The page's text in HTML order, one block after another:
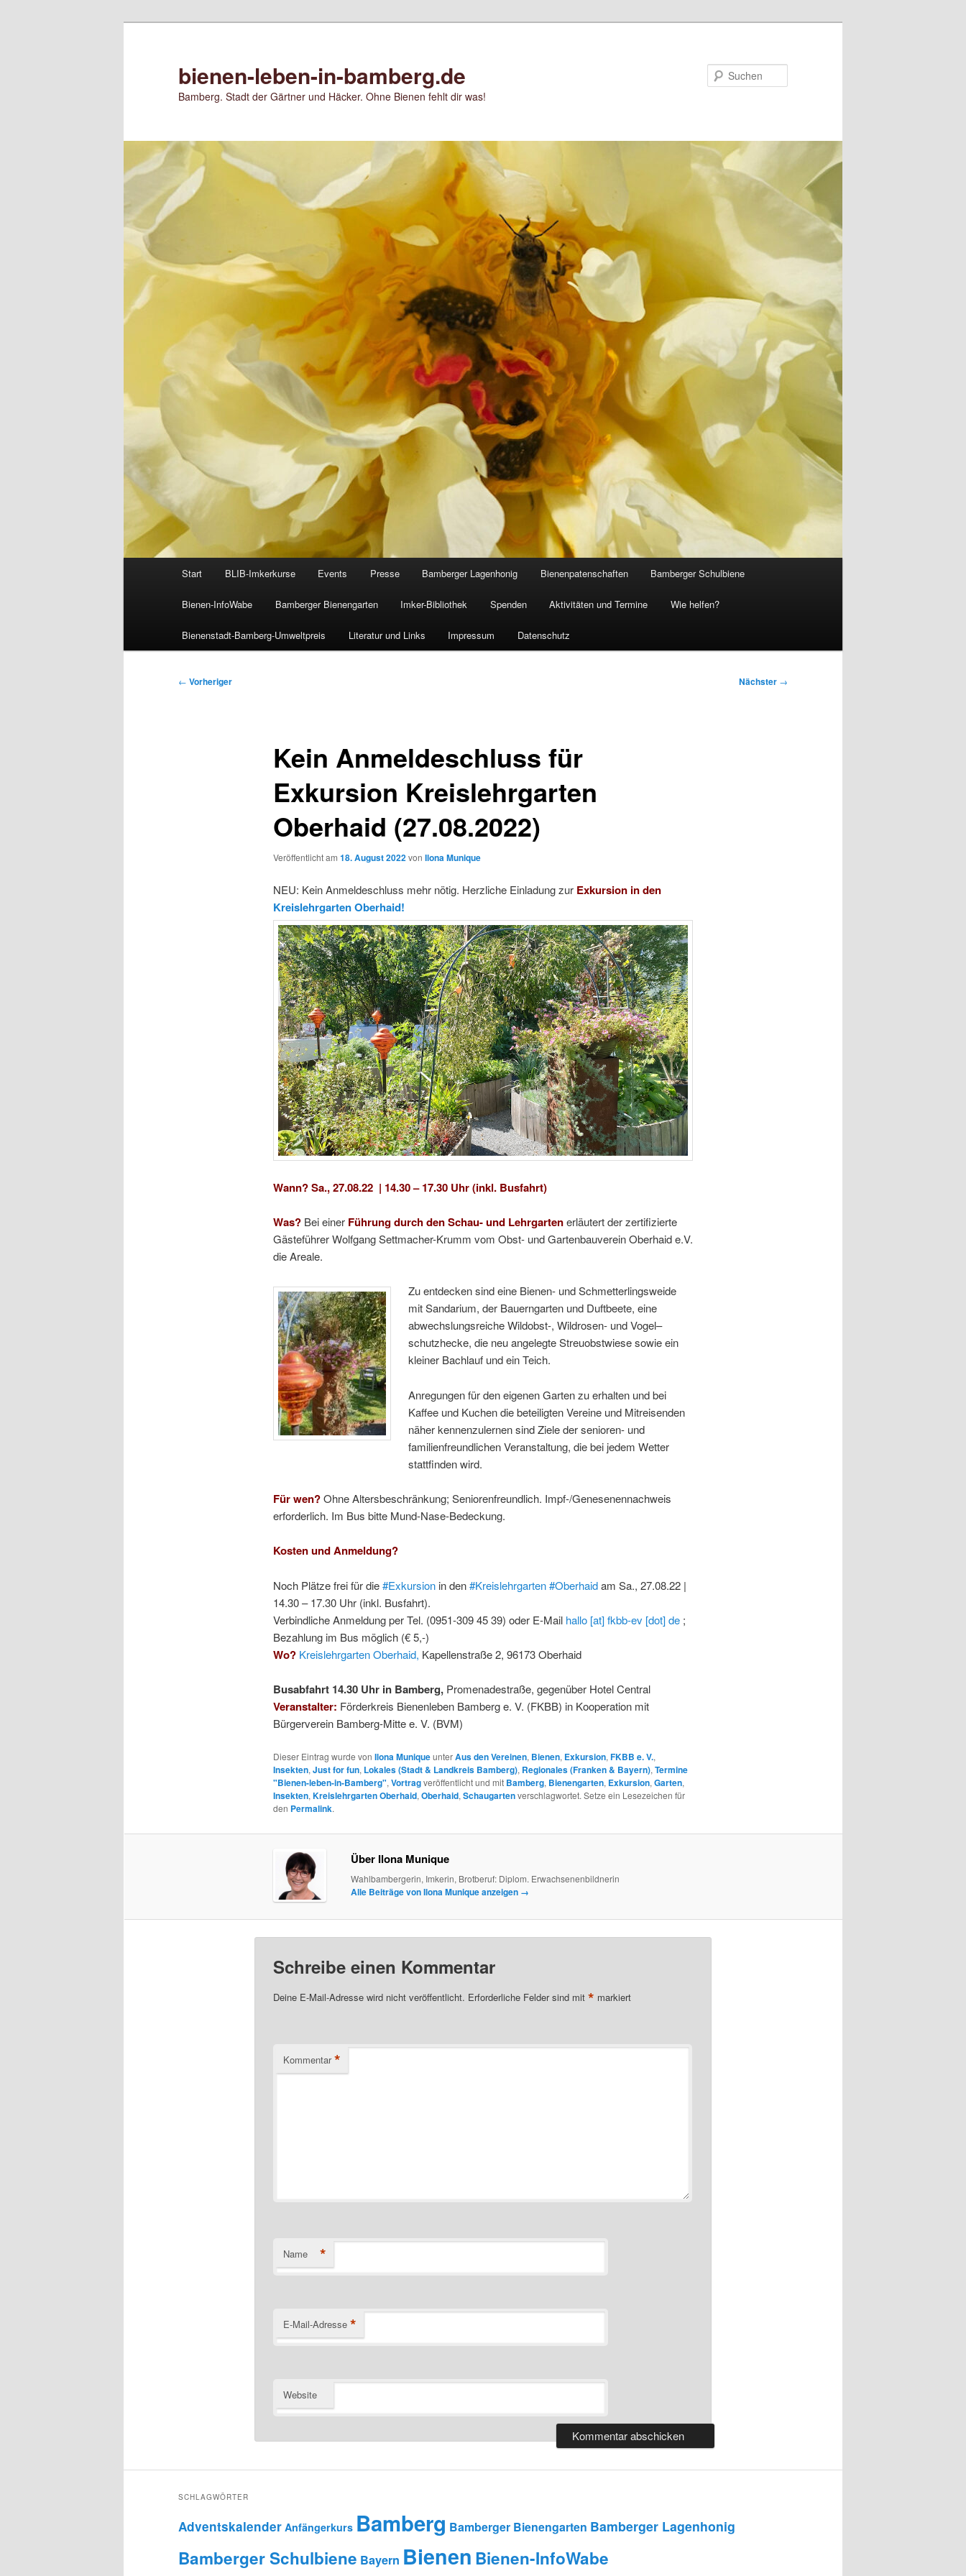
bienen-leben-in-bamberg.de
Bamberg. Stadt der Gärtner und Häcker. Ohne Bienen fehlt dir was!
Start BLIB-Imkerkurse Events Presse Bamberger Lagenhonig Bienenpatenschaften Bamberger Schulbiene
Bienen-InfoWabe Bamberger Bienengarten Imker-Bibliothek Spenden Aktivitäten und Termine Wie helfen?
Bienenstadt-Bamberg-Umweltpreis Literatur und Links Impressum Datenschutz
Beitragsnavigation
← Vorheriger Nächster →
Kein Anmeldeschluss für
Exkursion Kreislehrgarten
Oberhaid (27.08.2022)
Veröffentlicht am 18. August 2022von Ilona Munique
NEU: Kein Anmeldeschluss mehr nötig. Herzliche Einladung zur Exkursion in den
Kreislehrgarten Oberhaid!
Wann? Sa., 27.08.22 | 14.30 – 17.30 Uhr (inkl. Busfahrt)
Was? Bei einer Führung durch denSchau- und Lehrgartenerläutert der zertifizierte
Gästeführer Wolfgang Settmacher-Krumm vom Obst- und Gartenbauverein Oberhaid e.V.
die Areale.
Zu entdecken sind eine Bienen- und Schmetterlingsweide
mit Sandarium, der Bauerngarten und Duftbeete, eine
abwechslungsreiche Wildobst-, Wildrosen- und Vogel–
schutzhecke, die neu angelegte Streuobstwiese sowie ein
kleiner Bachlauf und ein Teich.
Anregungen für den eigenen Garten zu erhalten und bei
Kaffee und Kuchen die beteiligten Vereine und Mitreisenden
näher kennenzulernen sind Ziele der senioren- und
familienfreundlichen Veranstaltung, die bei jedem Wetter
stattfinden wird.
Für wen?Ohne Altersbeschränkung; Seniorenfreundlich. Impf-/Genesenennachweis
erforderlich. Im Bus bitte Mund-Nase-Bedeckung.
Kosten und Anmeldung?
Noch Plätze frei für die#Exkursionin den#Kreislehrgarten#Oberhaidam Sa., 27.08.22 |
14.30 – 17.30 Uhr (inkl. Busfahrt).
Verbindliche Anmeldung per Tel. (0951-309 45 39) oder E-Mail hallo [at] fkbb-ev [dot] de;
Bezahlung im Bus möglich (€ 5,-)
Wo? Kreislehrgarten Oberhaid, Kapellenstraße 2, 96173 Oberhaid
Busabfahrt 14.30 Uhr in Bamberg,Promenadestraße, gegenüber Hotel Central
Veranstalter: Förderkreis Bienenleben Bamberg e. V. (FKBB) in Kooperation mit
Bürgerverein Bamberg-Mitte e. V. (BVM)
Dieser Eintrag wurde von Ilona MuniqueunterAus den Vereinen, Bienen, Exkursion, FKBB e. V.,
Insekten, Just for fun, Lokales (Stadt & Landkreis Bamberg), Regionales (Franken & Bayern), Termine
"Bienen-leben-in-Bamberg", Vortragveröffentlicht und mit Bamberg, Bienengarten, Exkursion, Garten,
Insekten, Kreislehrgarten Oberhaid, Oberhaid, Schaugartenverschlagwortet. Setze ein Lesezeichen für
den Permalink.
Über Ilona Munique
Wahlbambergerin, Imkerin, Brotberuf: Diplom. Erwachsenenbildnerin
Alle Beiträge von Ilona Munique anzeigen →
Schreibe einen Kommentar
Deine E-Mail-Adresse wird nicht veröffentlicht. Erforderliche Felder sind mit * markiert
Kommentar *
Name *
E-Mail-Adresse *
Website
SCHLAGWÖRTER
Adventskalender Anfängerkurs Bamberg Bamberger Bienengarten Bamberger Lagenhonig
Bamberger Schulbiene Bayern Bienen Bienen-InfoWabe